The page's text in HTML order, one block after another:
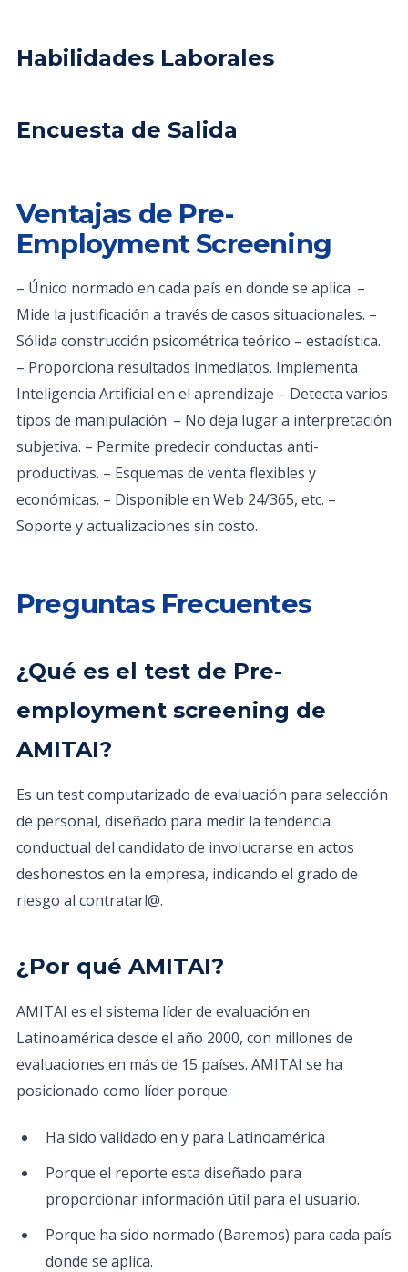
Habilidades Laborales
Encuesta de Salida
Ventajas de Pre-
Employment Screening
– Único normado en cada país en donde se aplica. –
Mide la justificación a través de casos situacionales. –
Sólida construcción psicométrica teórico – estadística.
– Proporciona resultados inmediatos. Implementa
Inteligencia Artificial en el aprendizaje – Detecta varios
tipos de manipulación. – No deja lugar a interpretación
subjetiva. – Permite predecir conductas anti-
productivas. – Esquemas de venta flexibles y
económicas. – Disponible en Web 24/365, etc. –
Soporte y actualizaciones sin costo.
Preguntas Frecuentes
¿Qué es el test de Pre-
employment screening de
AMITAI?
Es un test computarizado de evaluación para selección
de personal, diseñado para medir la tendencia
conductual del candidato de involucrarse en actos
deshonestos en la empresa, indicando el grado de
riesgo al contratarl@.
¿Por qué AMITAI?
AMITAI es el sistema líder de evaluación en
Latinoamérica desde el año 2000, con millones de
evaluaciones en más de 15 países. AMITAI se ha
posicionado como líder porque:
Ha sido validado en y para Latinoamérica
Porque el reporte esta diseñado para
proporcionar información útil para el usuario.
Porque ha sido normado (Baremos) para cada país
donde se aplica.